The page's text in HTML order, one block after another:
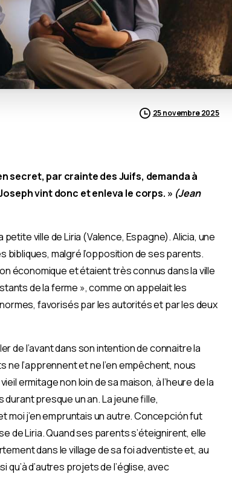
25 novembre 2025
secret, par crainte des Juifs, demanda à
vint donc et enleva le corps. » (Jean
ville de Liria (Valence, Espagne). Alicia, une
bibliques, malgré l’opposition de ses parents.
économique et étaient très connus dans la ville
de la ferme », comme on appelait les
favorisés par les autorités et par les deux
de l’avant dans son intention de connaitre la
l’apprennent et ne l’en empêchent, nous
ermitage non loin de sa maison, à l’heure de la
presque un an. La jeune fille,
moi j’en empruntais un autre. Concepción fut
de Liria. Quand ses parents s’éteignirent, elle
dans le village de sa foi adventiste et, au
d’autres projets de l’église, avec